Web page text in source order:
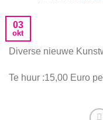
03
okt
Diverse nieuwe
Te huur :15,00 Euro